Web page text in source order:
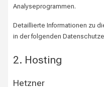
Analyseprogrammen.
Detaillierte Informationen zu
in der folgenden
2. Hosting
Hetzner